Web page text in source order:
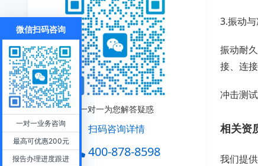
3.振动
振动耐
接、连
冲击测
相关资
我们提
一对一为您解答疑惑
扫码咨询详情
400-878-8598
微信扫码咨询
一对一业务咨询
最高可优惠200元
报告办理进度跟进